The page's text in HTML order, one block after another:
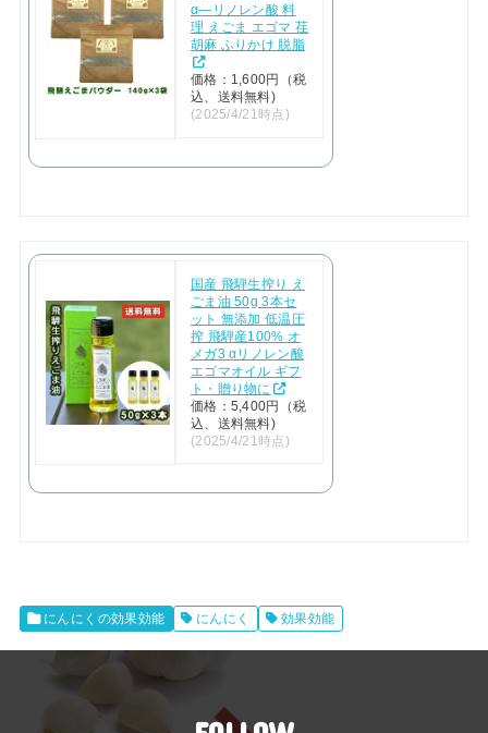
α―リノレン酸 料
理 えごま エゴマ 荏
胡麻 ふりかけ 脱脂
価格：1,600円（税
込、送料無料)
(2025/4/21時点)
国産 飛騨生搾り え
ごま油 50g 3本セ
ット 無添加 低温圧
搾 飛騨産100% オ
メガ3 αリノレン酸
エゴマオイル ギフ
ト・贈り物に
価格：5,400円（税
込、送料無料)
(2025/4/21時点)
にんにくの効果効能 にんにく 効果効能